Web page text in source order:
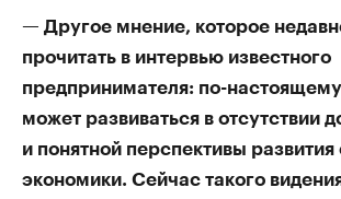
— Другое мнение, которое
прочитать в интервью известного
предпринимателя: по-
может развиваться в отсутствии
и понятной перспективы
экономики. Сейчас такого